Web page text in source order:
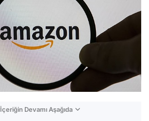
İçeriğin Devamı Aşağıda